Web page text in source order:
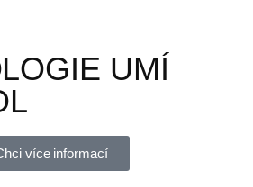
UMÍ
více informací